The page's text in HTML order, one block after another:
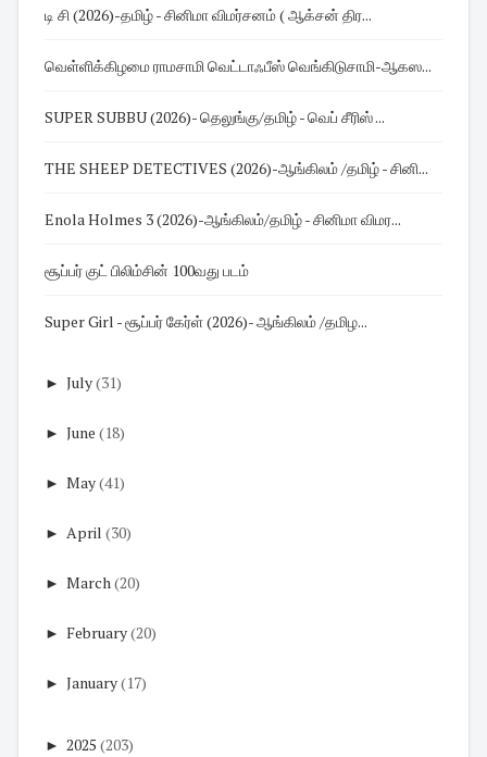
டி சி (2026)-தமிழ் - சினிமா விமர்சனம் ( ஆக்சன் திர...
வெள்ளிக்கிழமை ராமசாமி வெட்டாஃபீஸ் வெங்கிடுசாமி-ஆகஸ...
SUPER SUBBU (2026)- தெலுங்கு/தமிழ் - வெப் சீரிஸ் ...
THE SHEEP DETECTIVES (2026)-ஆங்கிலம் /தமிழ் - சினி...
Enola Holmes 3 (2026)-ஆங்கிலம்/தமிழ் - சினிமா விமர...
சூப்பர் குட் பிலிம்சின் 100வது படம்
Super Girl - சூப்பர் கேர்ள் (2026)- ஆங்கிலம் /தமிழ...
► July(31)
► June (18)
► May(41)
► April (30)
► March(20)
► February(20)
► January(17)
► 2025 (203)